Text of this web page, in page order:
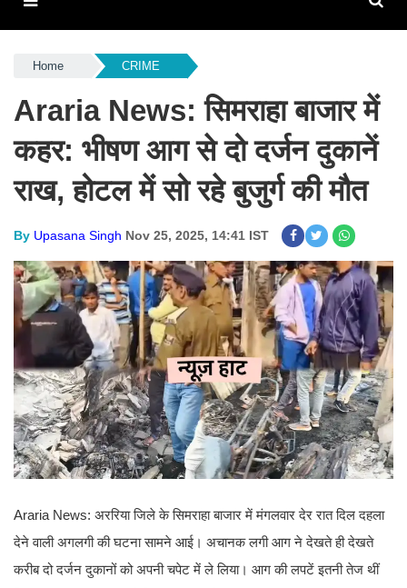
Home CRIME
Araria News: सिमराहा बाजार में
कहर: भीषण आग से दो दर्जन दुकानें
राख, होटल में सो रहे बुजुर्ग की मौत
By Upasana Singh Nov 25, 2025, 14:41 IST
Araria News: अररिया जिले के सिमराहा बाजार में मंगलवार देर रात दिल दहला
देने वाली अगलगी की घटना सामने आई। अचानक लगी आग ने देखते ही देखते
करीब दो दर्जन दुकानों को अपनी चपेट में ले लिया। आग की लपटें इतनी तेज थीं